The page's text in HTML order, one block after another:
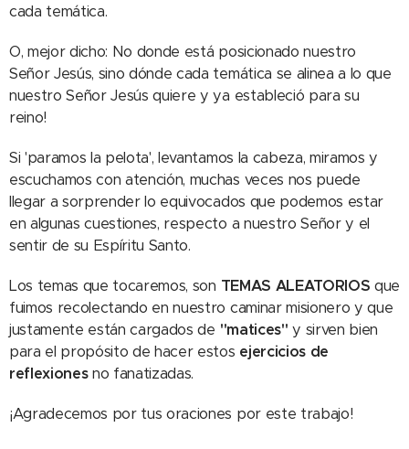
cada temática.
O, mejor dicho: No donde está posicionado nuestro
Señor Jesús, sino dónde cada temática se alinea a lo que
nuestro Señor Jesús quiere y ya estableció para su
reino!
Si 'paramos la pelota', levantamos la cabeza, miramos y
escuchamos con atención, muchas veces nos puede
llegar a sorprender lo equivocados que podemos estar
en algunas cuestiones, respecto a nuestro Señor y el
sentir de su Espíritu Santo.
Los temas que tocaremos, son TEMAS ALEATORIOS que
fuimos recolectando en nuestro caminar misionero y que
justamente están cargados de "matices"y sirven bien
para el propósito de hacer estos ejercicios de
reflexionesno fanatizadas.
¡Agradecemos por tus oraciones por este trabajo!